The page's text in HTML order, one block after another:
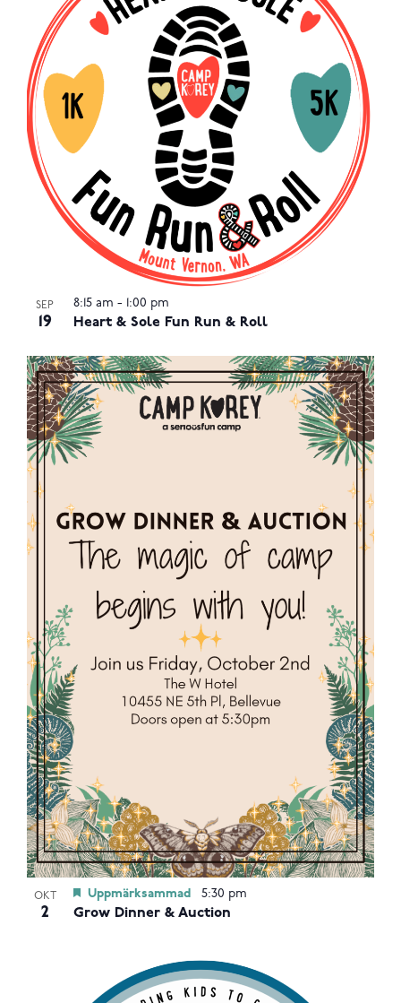
SEP
19 Heart & Sole Fun Run & Roll
8:15 am - 1:00 pm
OKT
2 Grow Dinner & Auction
Uppmärksammad 5:30 pm